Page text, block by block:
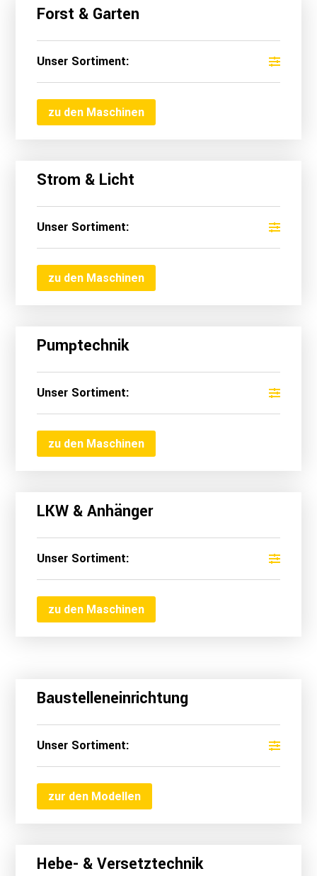
Forst & Garten
Unser Sortiment:
zu den Maschinen
Strom & Licht
Unser Sortiment:
zu den Maschinen
Pumptechnik
Unser Sortiment:
zu den Maschinen
LKW & Anhänger
Unser Sortiment:
zu den Maschinen
Baustelleneinrichtung
Unser Sortiment:
zur den Modellen
Hebe- & Versetztechnik